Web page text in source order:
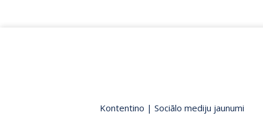
Kontentino | Sociālo mediju jaunumi